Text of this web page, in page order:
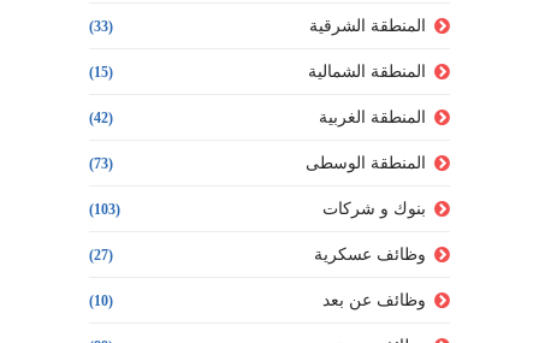
المنطقة الشرقية (33)
المنطقة الشمالية (15)
المنطقة الغربية (42)
المنطقة الوسطى (73)
بنوك و شركات (103)
وظائف عسكرية (27)
وظائف عن بعد (10)